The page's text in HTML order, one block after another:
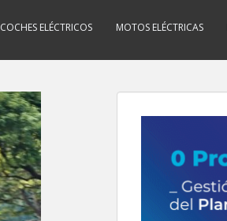
COCHES ELÉCTRICOS MOTOS ELÉCTRICAS